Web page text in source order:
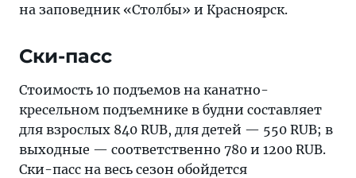
на заповедник «Столбы» и Красноярск.
Ски-пасс
Стоимость 10 подъемов на канатно-
кресельном подъемнике в будни составляет
для взрослых 840 RUB, для детей — 550 RUB; в
выходные — соответственно 780 и 1200 RUB.
Ски-пасс на весь сезон обойдется